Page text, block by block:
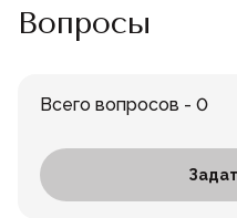
Вопросы
Всего вопросов - 0